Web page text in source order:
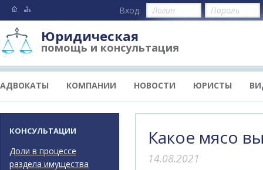
Вход:
Юридическая
помощь и консультация
АДВОКАТЫ КОМПАНИИ НОВОСТИ ЮРИСТЫ
Какое мясо
14.08.2021
КОНСУЛЬТАЦИИ
Доли в процессе
раздела имущества